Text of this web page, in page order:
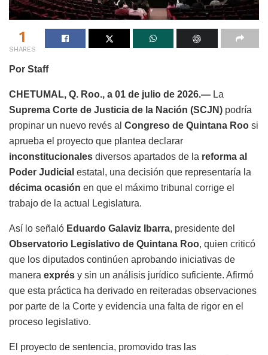
1
SHARES
Por Staff
CHETUMAL, Q. Roo., a 01 de julio de 2026.— La
Suprema Corte de Justicia de la Nación (SCJN) podría
propinar un nuevo revés al Congreso de Quintana Roo si
aprueba el proyecto que plantea declarar
inconstitucionales diversos apartados de la reforma al
Poder Judicial estatal, una decisión que representaría la
décima ocasión en que el máximo tribunal corrige el
trabajo de la actual Legislatura.
Así lo señaló Eduardo Galaviz Ibarra, presidente del
Observatorio Legislativo de Quintana Roo, quien criticó
que los diputados continúen aprobando iniciativas de
manera exprés y sin un análisis jurídico suficiente. Afirmó
que esta práctica ha derivado en reiteradas observaciones
por parte de la Corte y evidencia una falta de rigor en el
proceso legislativo.
El proyecto de sentencia, promovido tras las